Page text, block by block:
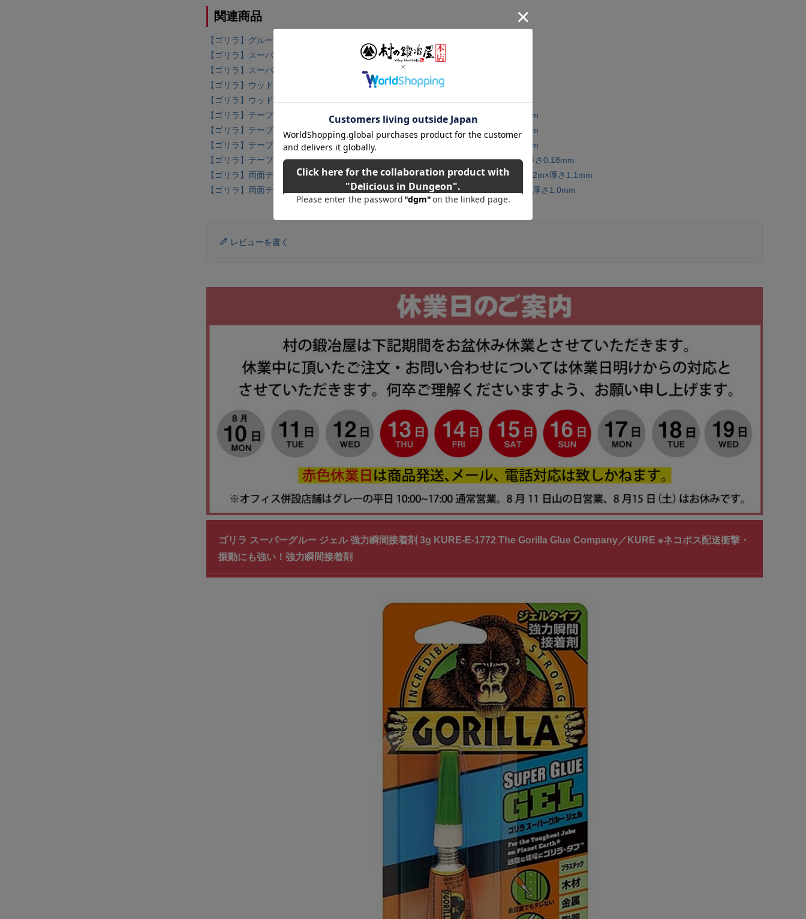
関連商品
【ゴリラ】グルー クリア 超強力多用途接着剤 51ml
【ゴリラ】スーパーグルー 強力瞬間接着剤 3g
【ゴリラ】スーパーグルー ジェル 強力瞬間接着剤 3g
【ゴリラ】ウッドグルー 木材・布・紙用接着剤 118ml
【ゴリラ】ウッドグルー 木材・布・紙用接着剤 532ml
【ゴリラ】テープ シルバー 超強力多用途ダクトテープ 幅48mm×長さ11m×厚さ0.43mm
【ゴリラ】テープ ブラック 超強力多用途ダクトテープ 幅48mm×長さ11m×厚さ0.43mm
【ゴリラ】テープ ホワイト 超強力多用途ダクトテープ 幅48mm×長さ11m×厚さ0.43mm
【ゴリラ】テープ クリスタルクリア 強力防水超耐久接着テープ 幅48mm×長さ8.2m×厚さ0.18mm
【ゴリラ】両面テープ ストロング アクリル粘着系 強力接着テープ 幅25.4mm×長さ1.52m×厚さ1.1mm
【ゴリラ】両面テープ クリア アクリル粘着系 強力接着テープ 幅25.4mm×長さ1.52m×厚さ1.0mm
レビューを書く
ゴリラ スーパーグルー ジェル 強力瞬間接着剤 3g KURE-E-1772 The Gorilla Glue Company／KURE ※ネコポス配送衝撃・
振動にも強い！強力瞬間接着剤